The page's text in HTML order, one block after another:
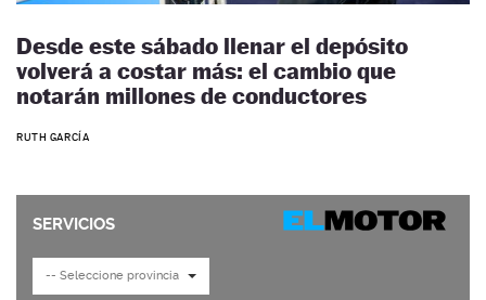
Desde este sábado llenar el depósito
volverá a costar más: el cambio que
notarán millones de conductores
RUTH GARCÍA